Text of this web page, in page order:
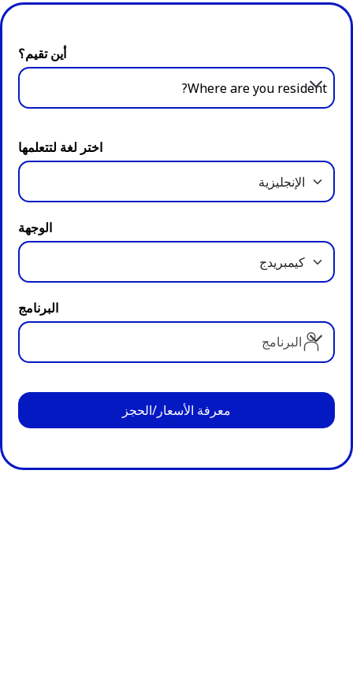
أين تقيم؟
Where are you resident?
اختر لغة لتتعلمها
الوجهة
البرنامج
البرنامج
معرفة الأسعار/الحجز